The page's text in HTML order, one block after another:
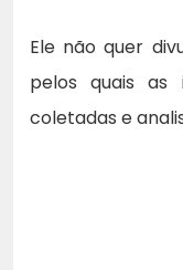
Ele não quer
pelos quais as
coletadas e